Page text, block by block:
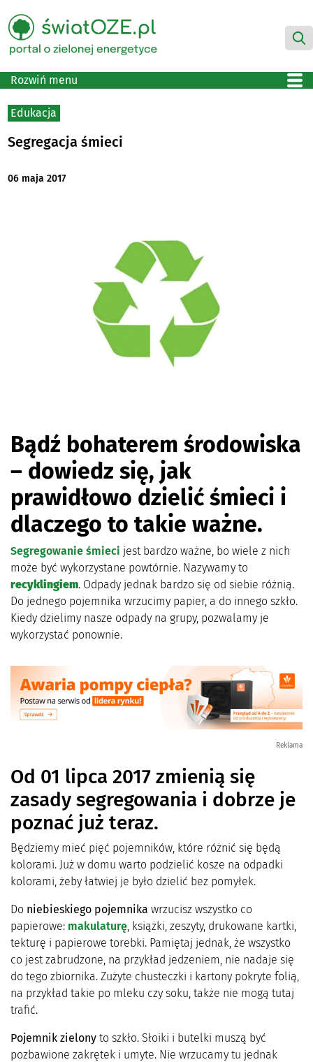
Rozwiń menu
Edukacja
Segregacja śmieci
06 maja 2017
Bądź bohaterem środowiska
– dowiedz się, jak
prawidłowo dzielić śmieci i
dlaczego to takie ważne.
Segregowanie śmieci jest bardzo ważne, bo wiele z nich
może być wykorzystane powtórnie. Nazywamy to
recyklingiem. Odpady jednak bardzo się od siebie różnią.
Do jednego pojemnika wrzucimy papier, a do innego szkło.
Kiedy dzielimy nasze odpady na grupy, pozwalamy je
wykorzystać ponownie.
Reklama
Od 01 lipca 2017 zmienią się
zasady segregowania i dobrze je
poznać już teraz.
Będziemy mieć pięć pojemników, które różnić się będą
kolorami. Już w domu warto podzielić kosze na odpadki
kolorami, żeby łatwiej je było dzielić bez pomyłek.
Do niebieskiego pojemnika wrzucisz wszystko co
papierowe: makulaturę , książki, zeszyty, drukowane kartki,
tekturę i papierowe torebki. Pamiętaj jednak, że wszystko
co jest zabrudzone, na przykład jedzeniem, nie nadaje się
do tego zbiornika. Zużyte chusteczki i kartony pokryte folią,
na przykład takie po mleku czy soku, także nie mogą tutaj
trafić.
Pojemnik zielony to szkło. Słoiki i butelki muszą być
pozbawione zakrętek i umyte. Nie wrzucamy tu jednak